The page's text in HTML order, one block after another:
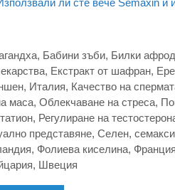
ли сте вече Semaxin и
, Бабини зъби, Билки
, Екстракт от шафран,
, Италия, Качество на
маса, Облекчаване на стреса,
, Регулиране на
представяне, Селен,
, Фолиева киселина, Франция
, Швеция